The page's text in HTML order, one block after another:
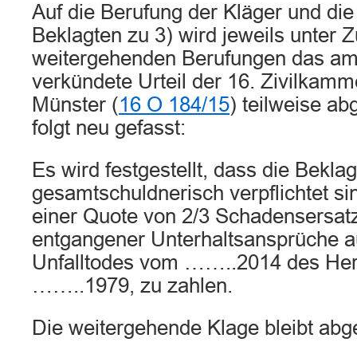
Auf die Berufung der Kläger und
Beklagten zu 3) wird jeweils unter
weitergehenden Berufungen das
verkündete Urteil der 16.
Münster (16 O 184/15) teilweise
folgt neu gefasst:
Es wird festgestellt, dass die
gesamtschuldnerisch verpflichtet
einer Quote von 2/3
entgangener Unterhaltsansprüche
Unfalltodes vom ……..2014 des
……..1979, zu zahlen.
Die weitergehende Klage bleibt